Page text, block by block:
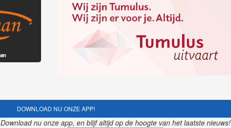
DOWNLOAD NU ONZE APP!
Download nu onze app, en blijf altijd op de hoogte van het laatste nieuws!